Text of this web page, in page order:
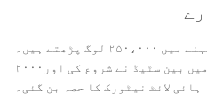
آج کی آیت موجودہ دور میں ہر مہنے میں ۲۵۰،۰۰۰ لوگ پڑھتے ہیں۔
ورس آف دا ڈے ڈاٹ کام ۱۹۹۸ میں بین سٹیڈ نے شروع کی اور۲۰۰۰
ہائی لائٹ نیٹورک کا حصہ بن گئی۔